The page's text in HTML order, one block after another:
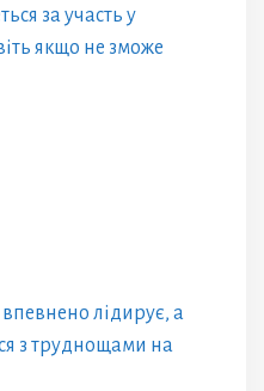
за участь у
якщо не зможе
лідирує, а
з труднощами на